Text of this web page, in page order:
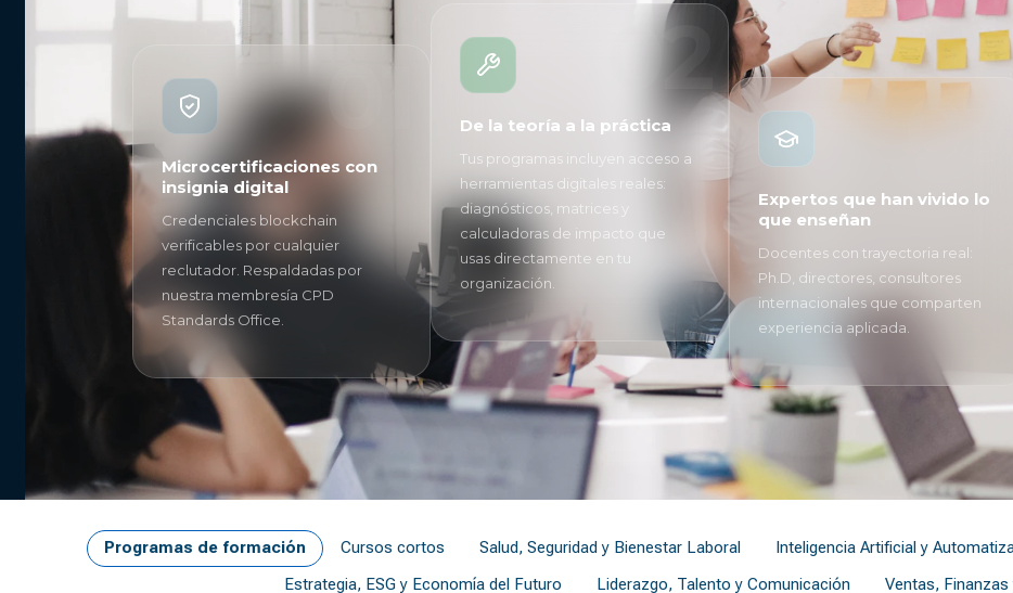
01
Microcertificaciones con
insignia digital
Credenciales blockchain
verificables por cualquier
reclutador. Respaldadas por
nuestra membresía CPD
Standards Office.
02
De la teoría a la práctica
Tus programas incluyen acceso a
herramientas digitales reales:
diagnósticos, matrices y
calculadoras de impacto que
usas directamente en tu
organización.
03
Expertos que han vivido lo
que enseñan
Docentes con trayectoria real:
Ph.D, directores, consultores
internacionales que comparten
experiencia aplicada.
Programas de formación Cursos cortos Salud, Seguridad y Bienestar Laboral Inteligencia Artificial y
Estrategia, ESG y Economía del Futuro
Liderazgo, Talento y Comunicación Ventas,